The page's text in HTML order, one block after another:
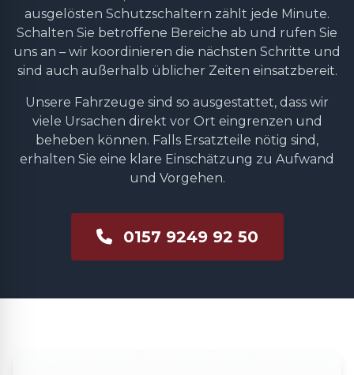
ausgelösten Schutzschaltern zählt jede Minute.
Schalten Sie betroffene Bereiche ab und rufen Sie
uns an – wir koordinieren die nächsten Schritte und
sind auch außerhalb üblicher Zeiten einsatzbereit.
Unsere Fahrzeuge sind so ausgestattet, dass wir
viele Ursachen direkt vor Ort eingrenzen und
beheben können. Falls Ersatzteile nötig sind,
erhalten Sie eine klare Einschätzung zu Aufwand
und Vorgehen.
0157 9249 92 50